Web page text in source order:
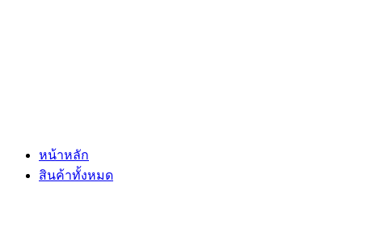
หน้าหลัก
สินค้าทั้งหมด